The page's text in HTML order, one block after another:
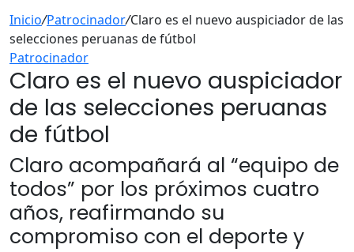
Inicio/Patrocinador/Claro es el nuevo auspiciador de las
selecciones peruanas de fútbol
Patrocinador
Claro es el nuevo auspiciador
de las selecciones peruanas
de fútbol
Claro acompañará al “equipo de
todos” por los próximos cuatro
años, reafirmando su
compromiso con el deporte y